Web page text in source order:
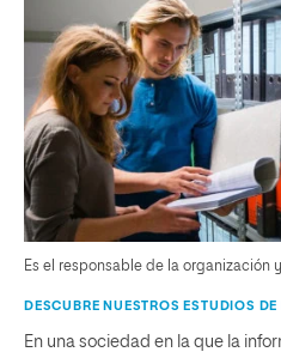
Es el responsable de la organización
DESCUBRE NUESTROS ESTUDIOS
En una sociedad en la que la